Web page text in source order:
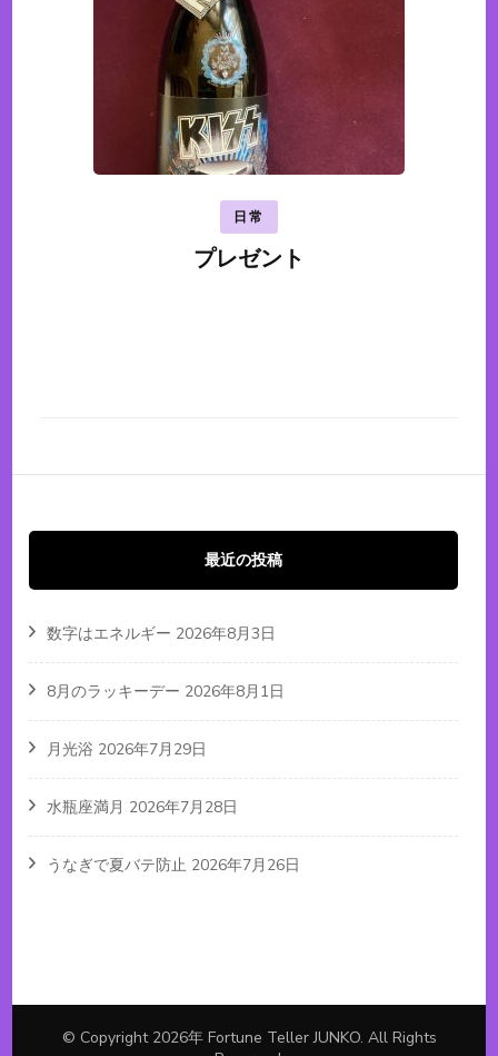
日常
プレゼント
最近の投稿
数字はエネルギー 2026年8月3日
8月のラッキーデー 2026年8月1日
月光浴 2026年7月29日
水瓶座満月 2026年7月28日
うなぎで夏バテ防止 2026年7月26日
© Copyright 2026年 Fortune Teller JUNKO. All Rights